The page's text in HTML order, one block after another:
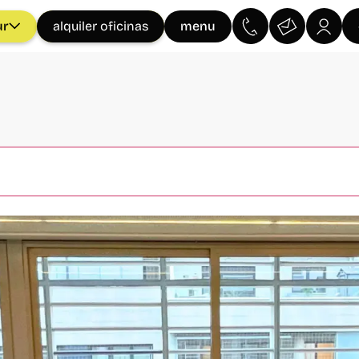
alquiler oficinas menu